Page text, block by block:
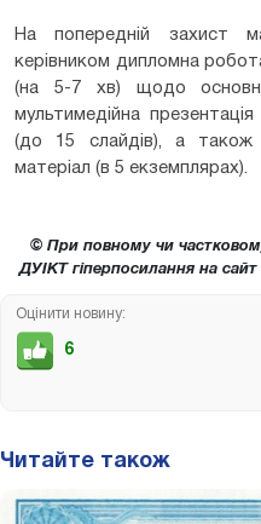
На попередній захист
керівником дипломна
(на 5-7 хв) щодо
мультимедійна
(до 15 слайдів), а також
матеріал (в 5 екземплярах).
© При повному чи
ДУІКТ гіперпосилання на сайт
Оцінити новину:
6
Читайте також